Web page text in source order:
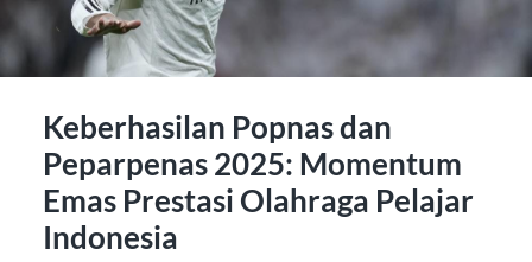
Keberhasilan Popnas dan
Peparpenas 2025: Momentum
Emas Prestasi Olahraga Pelajar
Indonesia